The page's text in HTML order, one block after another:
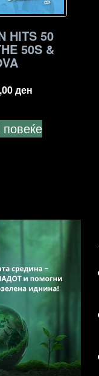
HITS 50
50S &
ден
повеќе